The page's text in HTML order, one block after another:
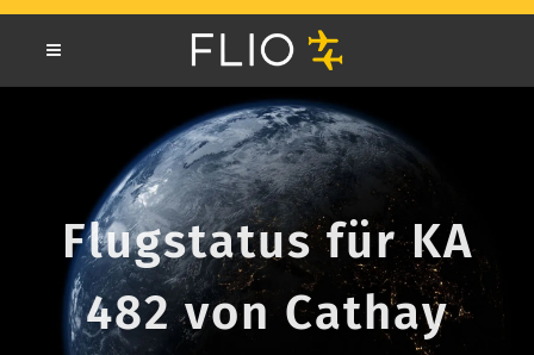
Flugstatus für KA
482 von Cathay